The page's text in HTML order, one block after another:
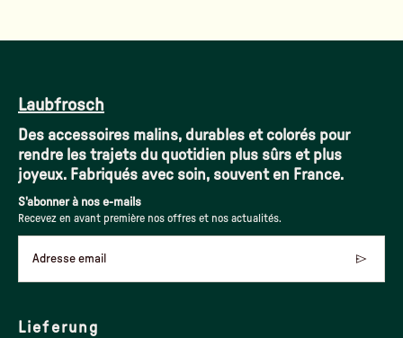
Laubfrosch
Des accessoires malins, durables et colorés pour
rendre les trajets du quotidien plus sûrs et plus
joyeux. Fabriqués avec soin, souvent en France.
S'abonner à nos e-mails
Recevez en avant première nos offres et nos actualités.
Adresse email
Lieferung